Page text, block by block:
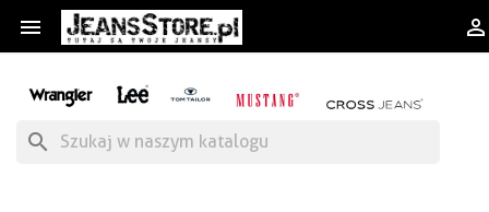
 
search